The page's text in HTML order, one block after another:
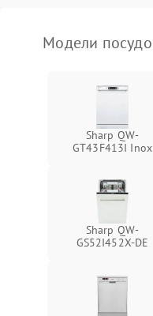
Модели
Sharp QW-
GT43F413I Inox
Sharp QW-
GS52I452X-DE